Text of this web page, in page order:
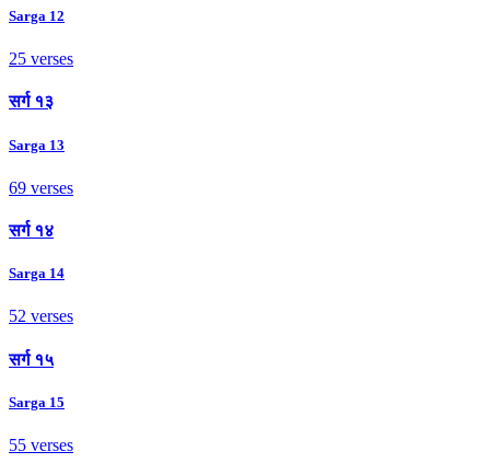
Sarga 12
25 verses
सर्ग १३
Sarga 13
69 verses
सर्ग १४
Sarga 14
52 verses
सर्ग १५
Sarga 15
55 verses